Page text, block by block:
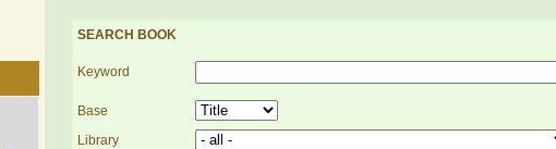
SEARCH BOOK
Keyword
Base
Library